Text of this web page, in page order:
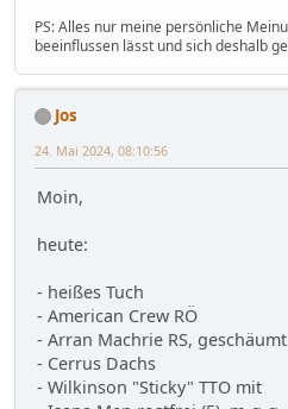
PS: Alles nur meine persönliche
beeinflussen lässt und sich deshalb
Jos
24. Mai 2024, 08:10:56
Moin,
heute:
- heißes Tuch
- American Crew RÖ
- Arran Machrie RS,
- Cerrus Dachs
- Wilkinson "Sticky" TTO mit